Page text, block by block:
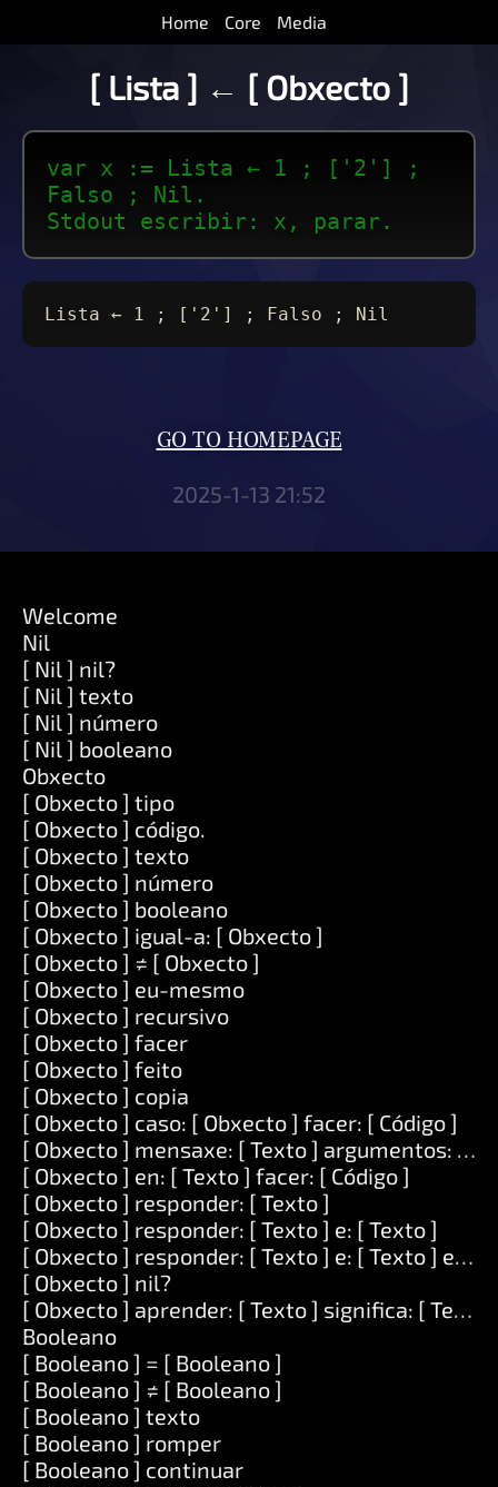
Home Core Media
[ Lista ] ← [ Obxecto ]
var x := Lista ← 1 ; ['2'] ;
Falso ; Nil.
Stdout escribir: x, parar.
Lista ← 1 ; ['2'] ; Falso ; Nil
GO TO HOMEPAGE
2025-1-13 21:52
Welcome
Nil
[ Nil ] nil?
[ Nil ] texto
[ Nil ] número
[ Nil ] booleano
Obxecto
[ Obxecto ] tipo
[ Obxecto ] código.
[ Obxecto ] texto
[ Obxecto ] número
[ Obxecto ] booleano
[ Obxecto ] igual-a: [ Obxecto ]
[ Obxecto ] ≠ [ Obxecto ]
[ Obxecto ] eu-mesmo
[ Obxecto ] recursivo
[ Obxecto ] facer
[ Obxecto ] feito
[ Obxecto ] copia
[ Obxecto ] caso: [ Obxecto ] facer: [ Código ]
[ Obxecto ] mensaxe: [ Texto ] argumentos: [
[ Obxecto ] en: [ Texto ] facer: [ Código ]
[ Obxecto ] responder: [ Texto ]
[ Obxecto ] responder: [ Texto ] e: [ Texto ]
[ Obxecto ] responder: [ Texto ] e: [ Texto ] e: [
[ Obxecto ] nil?
[ Obxecto ] aprender: [ Texto ] significa: [ Texto ]
Booleano
[ Booleano ] = [ Booleano ]
[ Booleano ] ≠ [ Booleano ]
[ Booleano ] texto
[ Booleano ] romper
[ Booleano ] continuar